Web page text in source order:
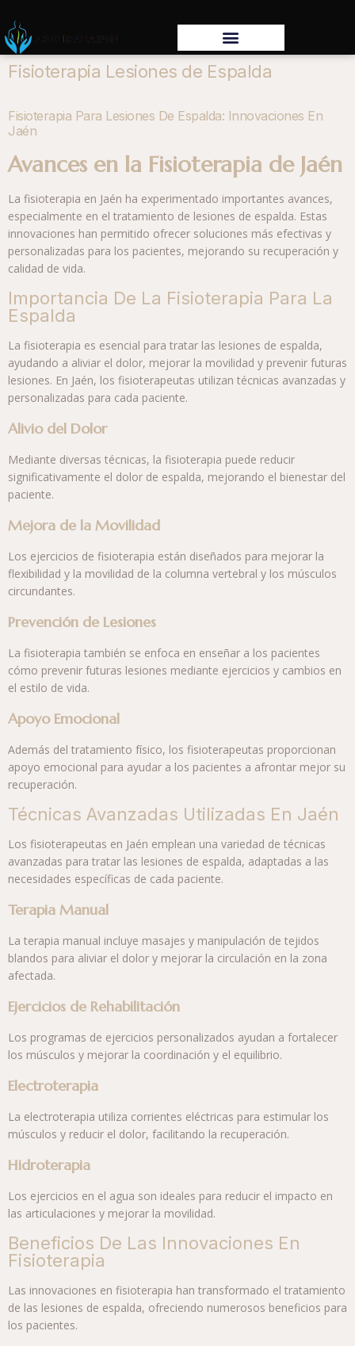
Fisioterapia Lesiones de Espalda
Fisioterapia Para Lesiones De Espalda: Innovaciones En
Jaén
Avances en la Fisioterapia de Jaén
La fisioterapia en Jaén ha experimentado importantes avances,
especialmente en el tratamiento de lesiones de espalda. Estas
innovaciones han permitido ofrecer soluciones más efectivas y
personalizadas para los pacientes, mejorando su recuperación y
calidad de vida.
Importancia De La Fisioterapia Para La
Espalda
La fisioterapia es esencial para tratar las lesiones de espalda,
ayudando a aliviar el dolor, mejorar la movilidad y prevenir futuras
lesiones. En Jaén, los fisioterapeutas utilizan técnicas avanzadas y
personalizadas para cada paciente.
Alivio del Dolor
Mediante diversas técnicas, la fisioterapia puede reducir
significativamente el dolor de espalda, mejorando el bienestar del
paciente.
Mejora de la Movilidad
Los ejercicios de fisioterapia están diseñados para mejorar la
flexibilidad y la movilidad de la columna vertebral y los músculos
circundantes.
Prevención de Lesiones
La fisioterapia también se enfoca en enseñar a los pacientes
cómo prevenir futuras lesiones mediante ejercicios y cambios en
el estilo de vida.
Apoyo Emocional
Además del tratamiento físico, los fisioterapeutas proporcionan
apoyo emocional para ayudar a los pacientes a afrontar mejor su
recuperación.
Técnicas Avanzadas Utilizadas En Jaén
Los fisioterapeutas en Jaén emplean una variedad de técnicas
avanzadas para tratar las lesiones de espalda, adaptadas a las
necesidades específicas de cada paciente.
Terapia Manual
La terapia manual incluye masajes y manipulación de tejidos
blandos para aliviar el dolor y mejorar la circulación en la zona
afectada.
Ejercicios de Rehabilitación
Los programas de ejercicios personalizados ayudan a fortalecer
los músculos y mejorar la coordinación y el equilibrio.
Electroterapia
La electroterapia utiliza corrientes eléctricas para estimular los
músculos y reducir el dolor, facilitando la recuperación.
Hidroterapia
Los ejercicios en el agua son ideales para reducir el impacto en
las articulaciones y mejorar la movilidad.
Beneficios De Las Innovaciones En
Fisioterapia
Las innovaciones en fisioterapia han transformado el tratamiento
de las lesiones de espalda, ofreciendo numerosos beneficios para
los pacientes.